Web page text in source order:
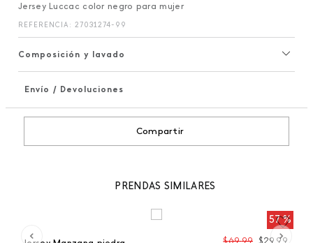
Jersey Luccac color negro para mujer
REFERENCIA : 27031274-99
Composición y lavado
Envío / Devoluciones
Compartir
PRENDAS SIMILARES
57 %
$69,99 $29 99